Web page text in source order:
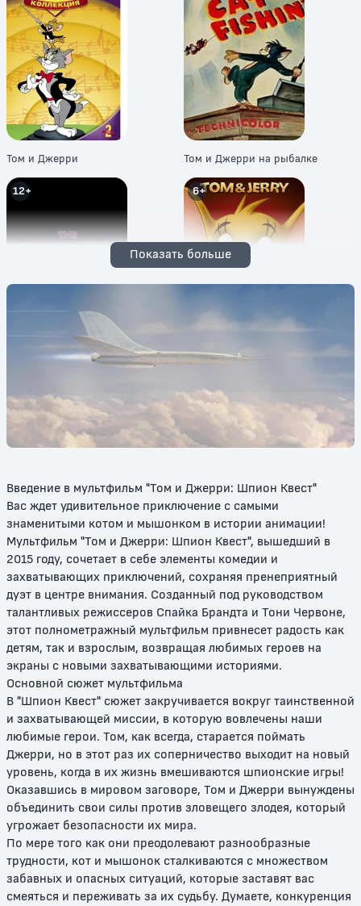
Том и Джерри Том и Джерри на рыбалке
12+ 6+
Том и Джерри в детстве
Том и Джерри: Мотор! / Том и
Джерри: Фильм
6+
Том и Джерри: Волшебное
кольцо
6+
Том и Джерри: Быстрый и
0+ 12+
Показать больше
Введение в мультфильм "Том и Джерри: Шпион Квест"
Вас ждет удивительное приключение с самыми
знаменитыми котом и мышонком в истории анимации!
Мультфильм "Том и Джерри: Шпион Квест", вышедший в
2015 году, сочетает в себе элементы комедии и
захватывающих приключений, сохраняя пренеприятный
дуэт в центре внимания. Созданный под руководством
талантливых режиссеров Спайка Брандта и Тони Червоне,
этот полнометражный мультфильм привнесет радость как
детям, так и взрослым, возвращая любимых героев на
экраны с новыми захватывающими историями.
Основной сюжет мультфильма
В "Шпион Квест" сюжет закручивается вокруг таинственной
и захватывающей миссии, в которую вовлечены наши
любимые герои. Том, как всегда, старается поймать
Джерри, но в этот раз их соперничество выходит на новый
уровень, когда в их жизнь вмешиваются шпионские игры!
Оказавшись в мировом заговоре, Том и Джерри вынуждены
объединить свои силы против зловещего злодея, который
угрожает безопасности их мира.
По мере того как они преодолевают разнообразные
трудности, кот и мышонок сталкиваются с множеством
забавных и опасных ситуаций, которые заставят вас
смеяться и переживать за их судьбу. Думаете, конкуренция